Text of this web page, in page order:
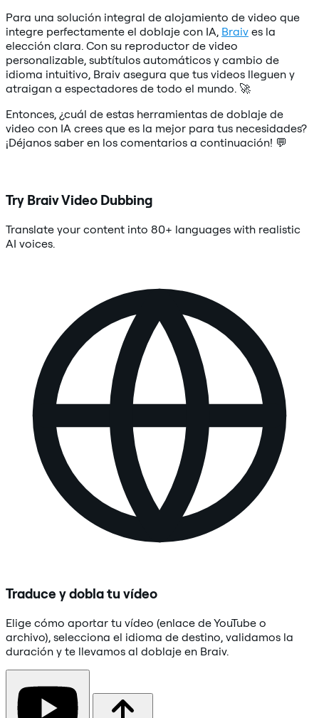
Para una solución integral de alojamiento de video que
integre perfectamente el doblaje con IA, Braiv es la
elección clara. Con su reproductor de video
personalizable, subtítulos automáticos y cambio de
idioma intuitivo, Braiv asegura que tus videos lleguen y
atraigan a espectadores de todo el mundo. 🚀
Entonces, ¿cuál de estas herramientas de doblaje de
video con IA crees que es la mejor para tus necesidades?
¡Déjanos saber en los comentarios a continuación! 💬
Try Braiv Video Dubbing
Translate your content into 80+ languages with realistic
AI voices.
Traduce y dobla tu vídeo
Elige cómo aportar tu vídeo (enlace de YouTube o
archivo), selecciona el idioma de destino, validamos la
duración y te llevamos al doblaje en Braiv.